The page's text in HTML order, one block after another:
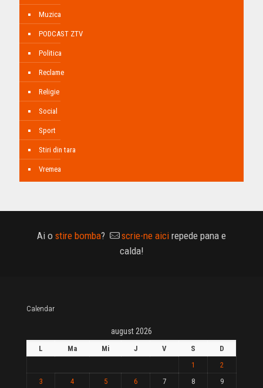
Muzica
PODCAST ZTV
Politica
Reclame
Religie
Social
Sport
Stiri din tara
Vremea
Ai o stire bomba? scrie-ne aici repede pana e
calda!
Calendar
august 2026
L Ma Mi J V S
D
1
2
3
4 5 6 7 8
9